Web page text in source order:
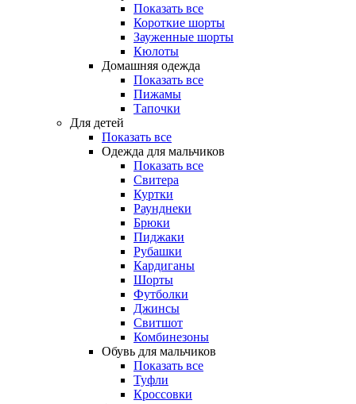
Показать все
Короткие шорты
Зауженные шорты
Кюлоты
Домашняя одежда
Показать все
Пижамы
Тапочки
Для детей
Показать все
Одежда для мальчиков
Показать все
Свитера
Куртки
Раунднеки
Брюки
Пиджаки
Рубашки
Кардиганы
Шорты
Футболки
Джинсы
Свитшот
Комбинезоны
Обувь для мальчиков
Показать все
Туфли
Кроссовки